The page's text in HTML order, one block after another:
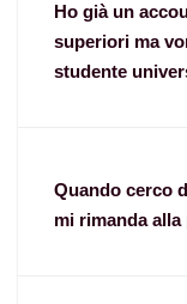
Ho già un
superiori ma
studente
Quando cerco
mi rimanda